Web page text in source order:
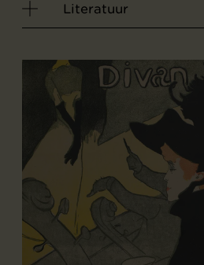
Literatuur